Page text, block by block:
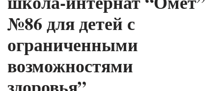
№86 для детей с
ограниченными
возможностями